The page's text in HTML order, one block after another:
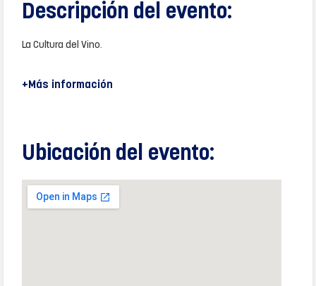
Descripción del evento:
La Cultura del Vino.
+Más información
Ubicación del evento: